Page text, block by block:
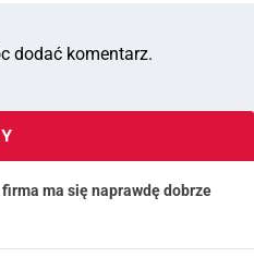
dodać komentarz.
ma się naprawdę dobrze